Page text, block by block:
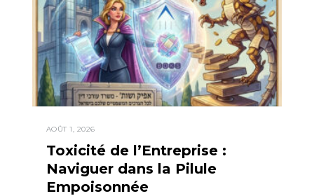
AOÛT 1, 2026
Toxicité de l’Entreprise :
Naviguer dans la Pilule
Empoisonnée